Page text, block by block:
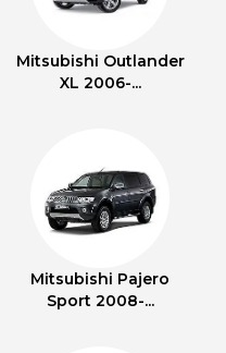
Mitsubishi Outlander
XL 2006-...
Mitsubishi Pajero
Sport 2008-...